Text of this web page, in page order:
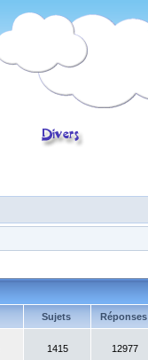
Sujets Réponses
1415 12977